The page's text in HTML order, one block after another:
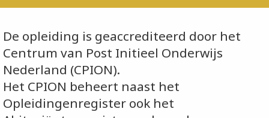
De opleiding is geaccrediteerd door het
Centrum van Post Initieel Onderwijs
Nederland (CPION).
Het CPION beheert naast het
Opleidingenregister ook het